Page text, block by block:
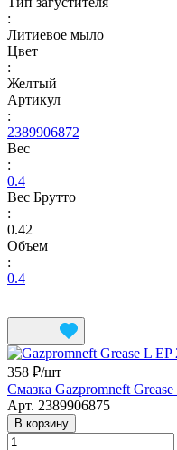
:
Литиевое мыло
Цвет
:
Желтый
Артикул
:
2389906872
Вес
:
0.4
Вес Брутто
:
0.42
Объем
:
0.4
358 ₽/шт
Смазка Gazpromneft
Арт. 2389906875
В корзину